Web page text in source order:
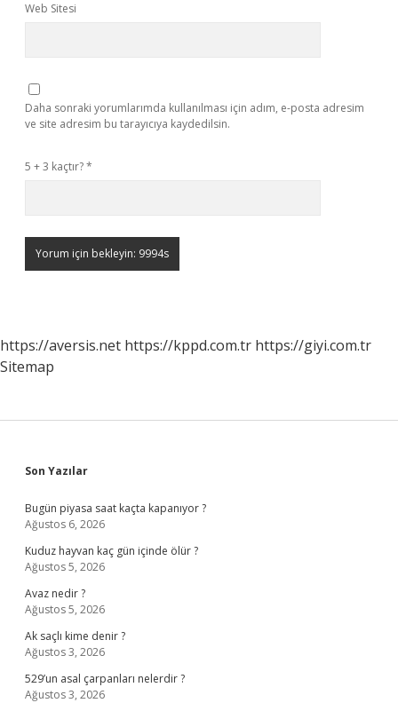
Web Sitesi
Daha sonraki yorumlarımda kullanılması için adım, e-posta adresim
ve site adresim bu tarayıcıya kaydedilsin.
5 + 3 kaçtır?*
https://aversis.net https://kppd.com.tr https://giyi.com.tr
Sitemap
Sidebar
Son Yazılar
Bugün piyasa saat kaçta kapanıyor ?
Ağustos 6, 2026
Kuduz hayvan kaç gün içinde ölür ?
Ağustos 5, 2026
Avaz nedir ?
Ağustos 5, 2026
Ak saçlı kime denir ?
Ağustos 3, 2026
529’un asal çarpanları nelerdir ?
Ağustos 3, 2026